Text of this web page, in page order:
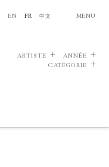
EN FR 中文 MENU
ARTISTE
ANNÉE
CATÉGORIE